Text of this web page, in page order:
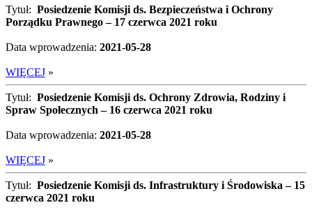
Tytuł: Posiedzenie Komisji ds. Bezpieczeństwa i Ochrony
Porządku Prawnego – 17 czerwca 2021 roku
Data wprowadzenia: 2021-05-28
WIĘCEJ »
Tytuł: Posiedzenie Komisji ds. Ochrony Zdrowia, Rodziny i
Spraw Społecznych – 16 czerwca 2021 roku
Data wprowadzenia: 2021-05-28
WIĘCEJ »
Tytuł: Posiedzenie Komisji ds. Infrastruktury i Środowiska – 15
czerwca 2021 roku